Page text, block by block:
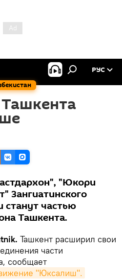
РУС
"Юкори
Зангиатинского
станут частью
Ташкента.
Ташкент расширил свои
части
сообщает
"Юксалиш".